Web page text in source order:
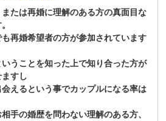
たは再婚に理解のある方の真面目な
再婚希望者の方が参加されています
うことを知った上で知り合った方が
すし
えるという事でカップルになる率は
手の婚歴を問わない理解のある方、